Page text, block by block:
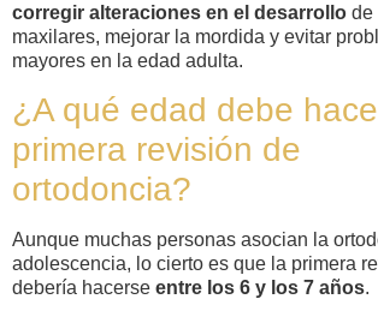
corregir alteraciones en el desarrollo de
maxilares, mejorar la mordida y evitar
mayores en la edad adulta.
¿A qué edad debe
primera revisión de
ortodoncia?
Aunque muchas personas asocian la
adolescencia, lo cierto es que la primera
debería hacerse entre los 6 y los 7 años.